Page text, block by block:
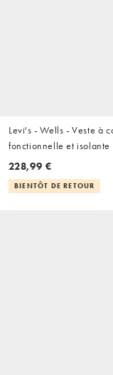
Levi's - Wells - Veste à
fonctionnelle et isolante
Marron
228,99 €
BIENTÔT DE RETOUR